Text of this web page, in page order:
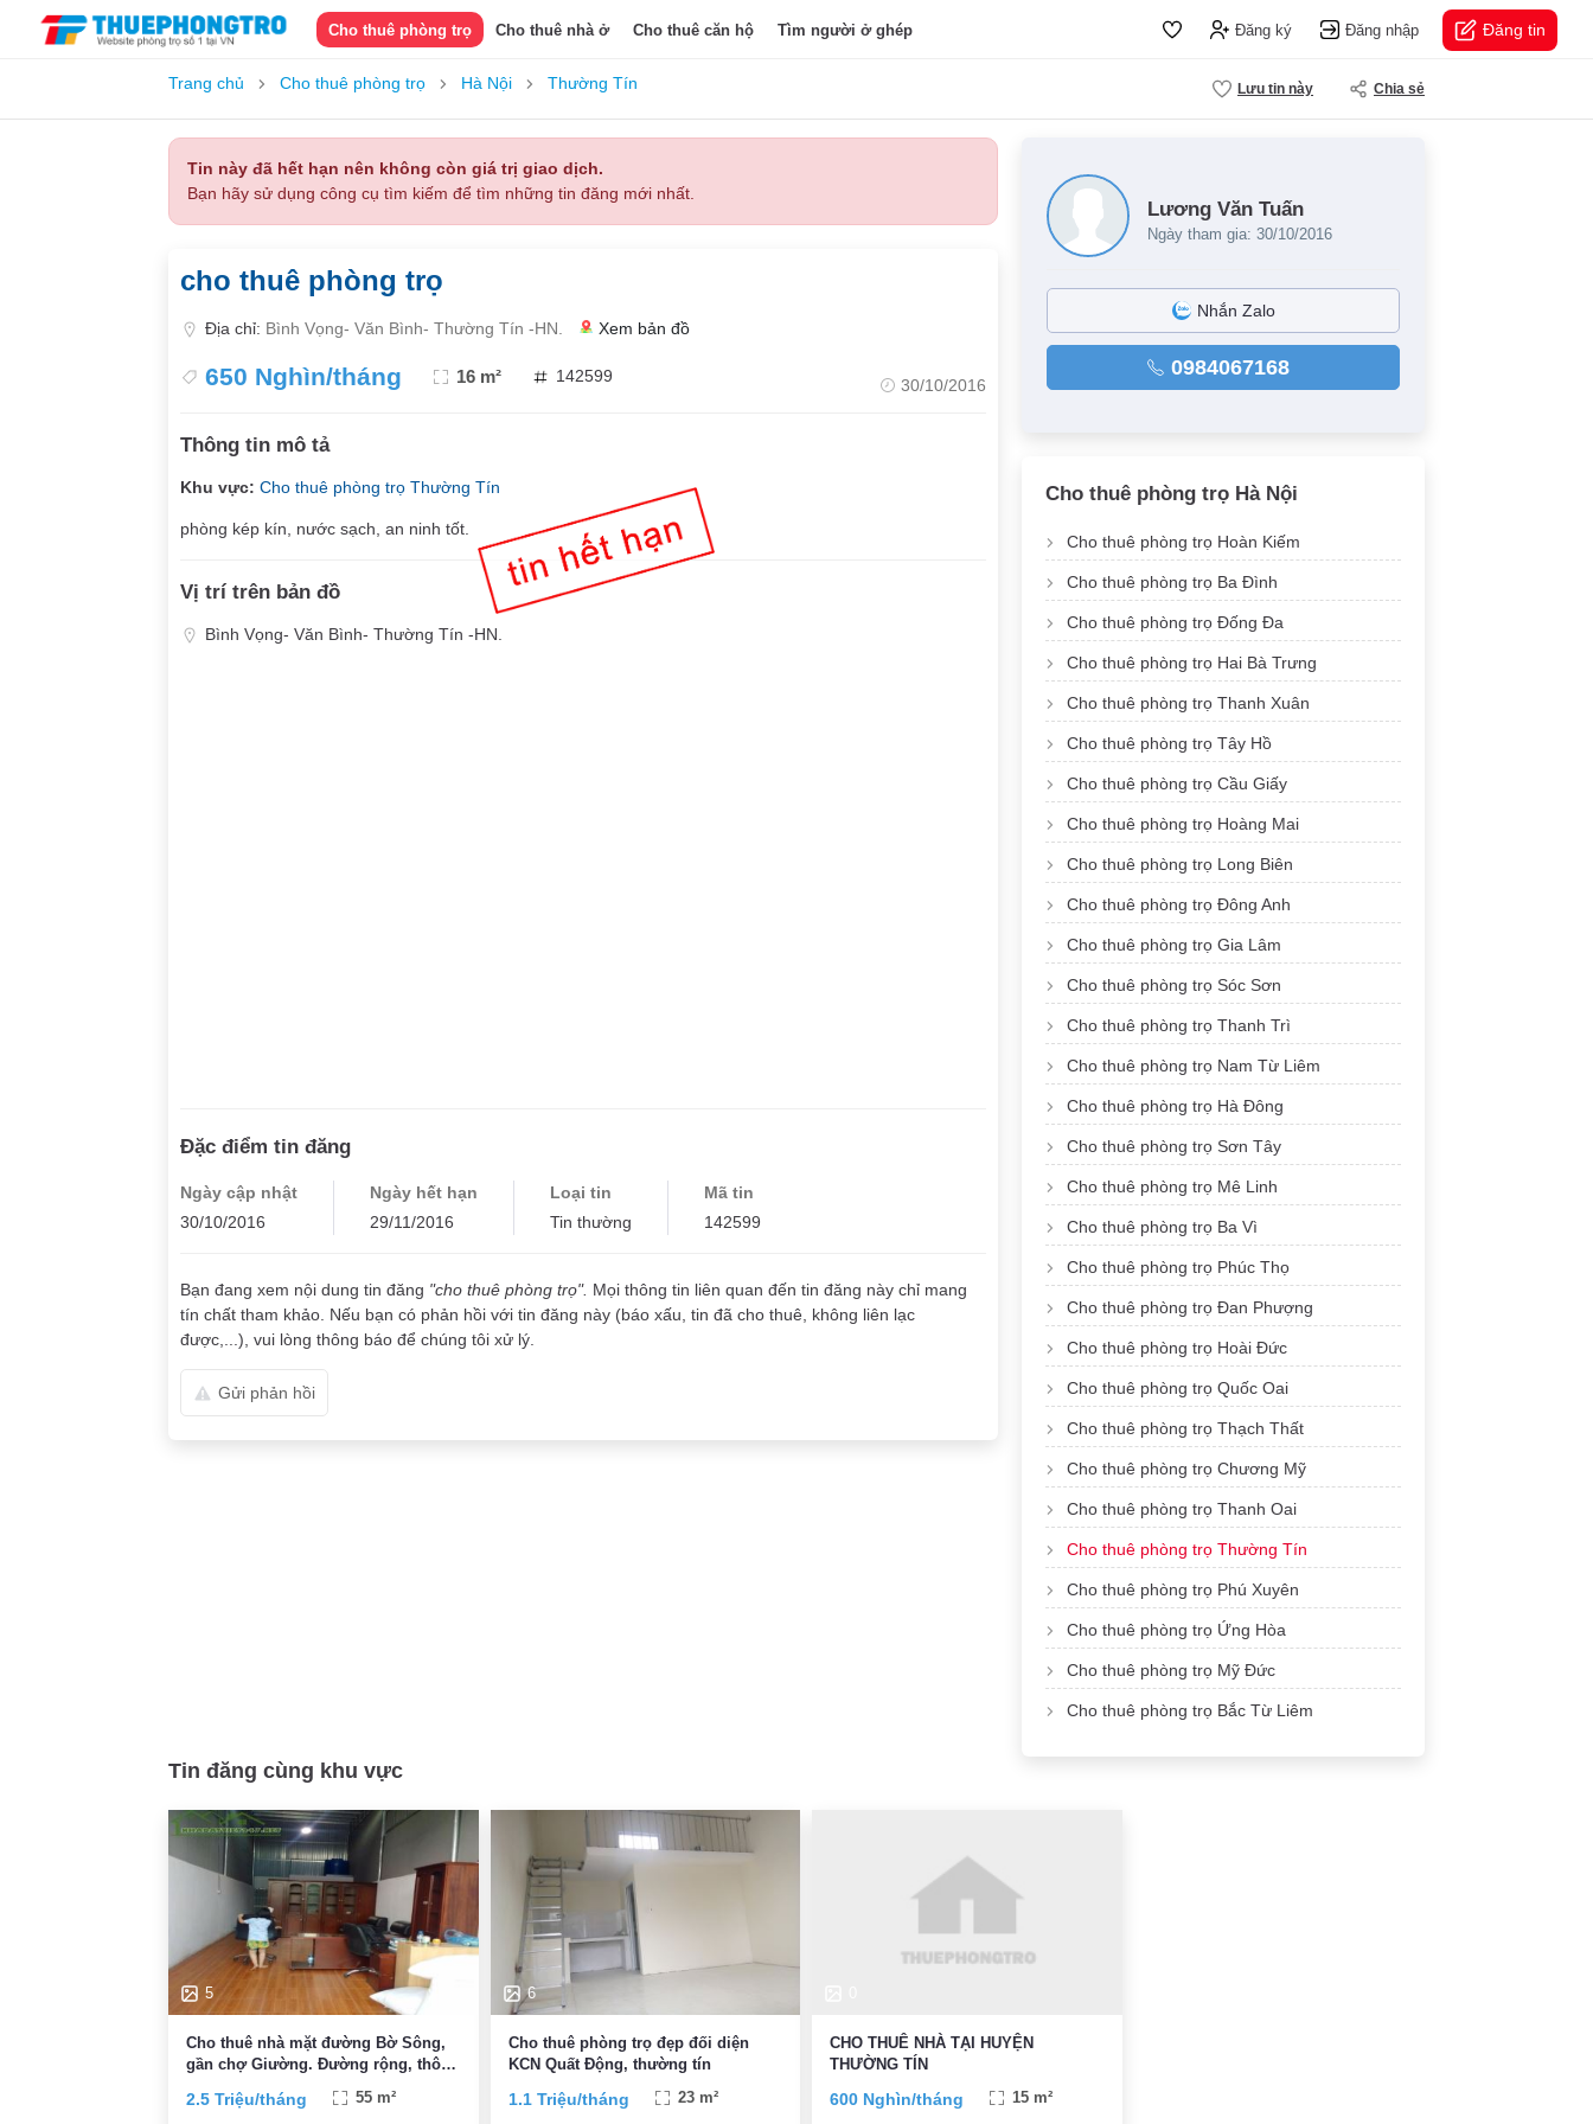
Cho thuê phòng trọ Cho thuê nhà ở Cho thuê căn hộ Tìm người ở ghép Đăng ký Đăng nhập Đăng tin
Trang chủ Cho thuê phòng trọ Hà Nội Thường Tín Lưu tin này Chia sẻ
Tin này đã hết hạn nên không còn giá trị giao dịch.
Bạn hãy sử dụng công cụ tìm kiếm để tìm những tin đăng mới nhất.
cho thuê phòng trọ
Địa chỉ: Bình Vọng- Văn Bình- Thường Tín -HN. Xem bản đồ
650 Nghìn/tháng 16 m² 142599 30/10/2016
Thông tin mô tả
Khu vực: Cho thuê phòng trọ Thường Tín
phòng kép kín, nước sạch, an ninh tốt.
Vị trí trên bản đồ
Bình Vọng- Văn Bình- Thường Tín -HN.
Đặc điểm tin đăng
Ngày cập nhật
30/10/2016
Ngày hết hạn
29/11/2016
Loại tin
Tin thường
Mã tin
142599
Bạn đang xem nội dung tin đăng "cho thuê phòng trọ". Mọi thông tin liên quan đến tin đăng này chỉ mang
tín chất tham khảo. Nếu bạn có phản hồi với tin đăng này (báo xấu, tin đã cho thuê, không liên lạc
được,...), vui lòng thông báo để chúng tôi xử lý.
Gửi phản hồi
Lương Văn Tuấn
Ngày tham gia: 30/10/2016
Nhắn Zalo
0984067168
Cho thuê phòng trọ Hà Nội
Cho thuê phòng trọ Hoàn Kiếm
Cho thuê phòng trọ Ba Đình
Cho thuê phòng trọ Đống Đa
Cho thuê phòng trọ Hai Bà Trưng
Cho thuê phòng trọ Thanh Xuân
Cho thuê phòng trọ Tây Hồ
Cho thuê phòng trọ Cầu Giấy
Cho thuê phòng trọ Hoàng Mai
Cho thuê phòng trọ Long Biên
Cho thuê phòng trọ Đông Anh
Cho thuê phòng trọ Gia Lâm
Cho thuê phòng trọ Sóc Sơn
Cho thuê phòng trọ Thanh Trì
Cho thuê phòng trọ Nam Từ Liêm
Cho thuê phòng trọ Hà Đông
Cho thuê phòng trọ Sơn Tây
Cho thuê phòng trọ Mê Linh
Cho thuê phòng trọ Ba Vì
Cho thuê phòng trọ Phúc Thọ
Cho thuê phòng trọ Đan Phượng
Cho thuê phòng trọ Hoài Đức
Cho thuê phòng trọ Quốc Oai
Cho thuê phòng trọ Thạch Thất
Cho thuê phòng trọ Chương Mỹ
Cho thuê phòng trọ Thanh Oai
Cho thuê phòng trọ Thường Tín
Cho thuê phòng trọ Phú Xuyên
Cho thuê phòng trọ Ứng Hòa
Cho thuê phòng trọ Mỹ Đức
Cho thuê phòng trọ Bắc Từ Liêm
Tin đăng cùng khu vực
5
Cho thuê nhà mặt đường Bờ Sông,
gần chợ Giường. Đường rộng, thông
2.5 Triệu/tháng 55 m²
6
Cho thuê phòng trọ đẹp đối diện
KCN Quất Động, thường tín
1.1 Triệu/tháng 23 m²
CHO THUÊ NHÀ TẠI HUYỆN
THƯỜNG TÍN
600 Nghìn/tháng 15 m²